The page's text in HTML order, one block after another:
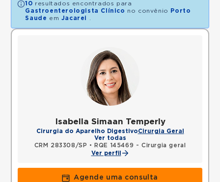
10 resultados encontrados para
Gastroenterologista Clínico no convênio
Porto
Saude em Jacarei
Isabella Simaan Temperly
Cirurgia do Aparelho DigestivoCirurgia Geral
Ver todas
CRM 283308/SP •
RQE 145469 - Cirurgia geral
Ver perfil
Agende uma consulta